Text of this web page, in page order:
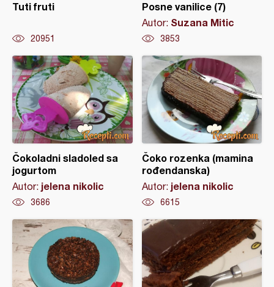
Tuti fruti
20951
Posne vanilice (7)
Autor: Suzana Mitic
3853
Čokoladni sladoled sa
jogurtom
Autor: jelena nikolic
3686
Čoko rozenka (mamina
rođendanska)
Autor: jelena nikolic
6615